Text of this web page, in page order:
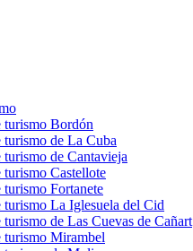
turismo Bordón
de La Cuba
de Cantavieja
Castellote
Fortanete
La Iglesuela del Cid
de Las Cuevas de Cañart
turismo Mirambel